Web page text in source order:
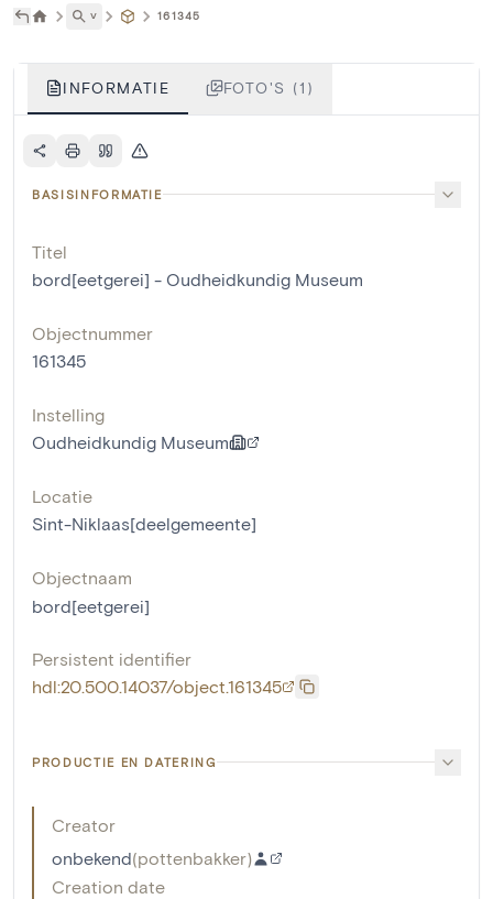
˅ 161345
INFORMATIE FOTO'S (1)
BASISINFORMATIE
Titel
bord[eetgerei] - Oudheidkundig Museum
Objectnummer
161345
Instelling
Oudheidkundig Museum
Locatie
Sint-Niklaas[deelgemeente]
Objectnaam
bord[eetgerei]
Persistent identifier
hdl:20.500.14037/object.161345
PRODUCTIE EN DATERING
Creator
onbekend(pottenbakker)
Creation date